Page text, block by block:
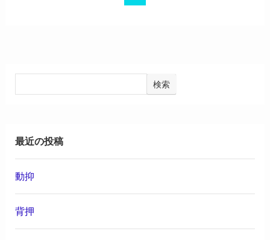
検索
最近の投稿
動抑
背押